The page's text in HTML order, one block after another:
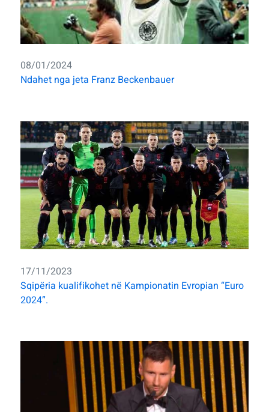
08/01/2024
Ndahet nga jeta Franz Beckenbauer
17/11/2023
Sqipëria kualifikohet në Kampionatin Evropian “Euro
2024”.